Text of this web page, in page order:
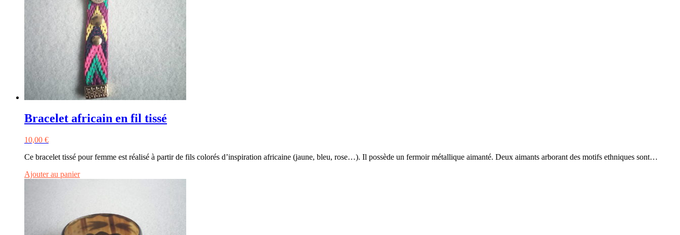
Bracelet africain en fil tissé
10,00 €
Ce bracelet tissé pour femme est réalisé à partir de fils colorés d’inspiration africaine (jaune, bleu, rose…). Il possède un fermoir métallique aimanté. Deux aimants arborant des motifs ethniques sont…
Ajouter au panier